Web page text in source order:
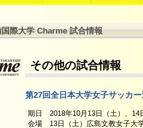
際大学 Charme 試合情報
その他の試合情報
第27回全日本大学女子サッカ
期日 2018年10月13日（土）、14
会場 13日（土）広島文教女子大